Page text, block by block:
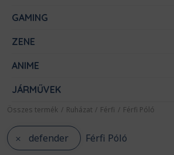
GAMING
ZENE
ANIME
JÁRMŰVEK
Összes termék / Ruházat / Férfi / Férfi Póló
defender Férfi Póló